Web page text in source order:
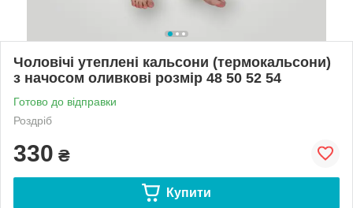
Чоловічі утеплені кальсони (термокальсони)
з начосом оливкові розмір 48 50 52 54
Готово до відправки
Роздріб
330 ₴
Купити